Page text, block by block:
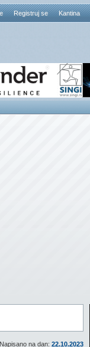
Registruj se Kantina
Napisano na dan: 22.10.2023